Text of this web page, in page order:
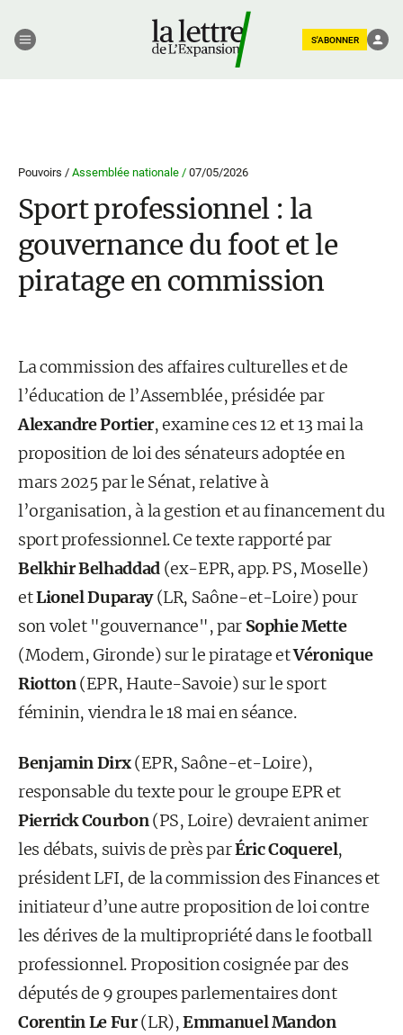
S'ABONNER
Pouvoirs / Assemblée nationale / 07/05/2026
Sport professionnel : la
gouvernance du foot et le
piratage en commission
La commission des affaires culturelles et de
l’éducation de l’Assemblée, présidée par
Alexandre Portier, examine ces 12 et 13 mai la
proposition de loi des sénateurs adoptée en
mars 2025 par le Sénat, relative à
l’organisation, à la gestion et au financement du
sport professionnel. Ce texte rapporté par
Belkhir Belhaddad (ex-EPR, app. PS, Moselle)
etLionel Duparay(LR, Saône-et-Loire) pour
son volet "gouvernance", par Sophie Mette
(Modem, Gironde) sur le piratage etVéronique
Riotton(EPR, Haute-Savoie) sur le sport
féminin, viendra le 18 mai en séance.
Benjamin Dirx(EPR, Saône-et-Loire),
responsable du texte pour le groupe EPR et
Pierrick Courbon(PS, Loire) devraient animer
les débats, suivis de près parÉric Coquerel,
président LFI, de la commission des Finances et
initiateur d’une autre proposition de loi contre
les dérives de la multipropriété dans le football
professionnel. Proposition cosignée par des
députés de 9 groupes parlementaires dont
Corentin Le Fur(LR),Emmanuel Mandon